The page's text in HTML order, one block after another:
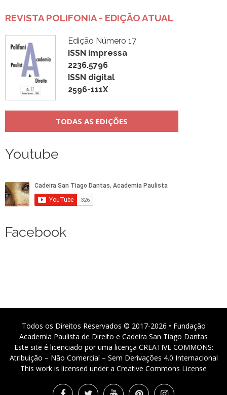
REVISTA POLIFONIA - EDIÇÃO ATUAL
Edição Número 17
ISSN impressa
2236.5796
ISSN digital
2596-111X
TODAS AS EDIÇÕES
Youtube
Facebook
Todos os Direitos Reservados © 2017-2026 • Fundação
Academia Paulista de Direito e Cadeira San Tiago Dantas
Este site é licenciado por uma licença CREATIVE COMMONS:
Atribuição – Não Comercial – Sem Derivações 4.0 Internacional
This work is licensed under a Creative Commons License